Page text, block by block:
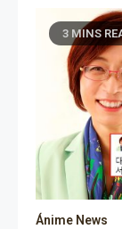
3 MINS
Ánime News